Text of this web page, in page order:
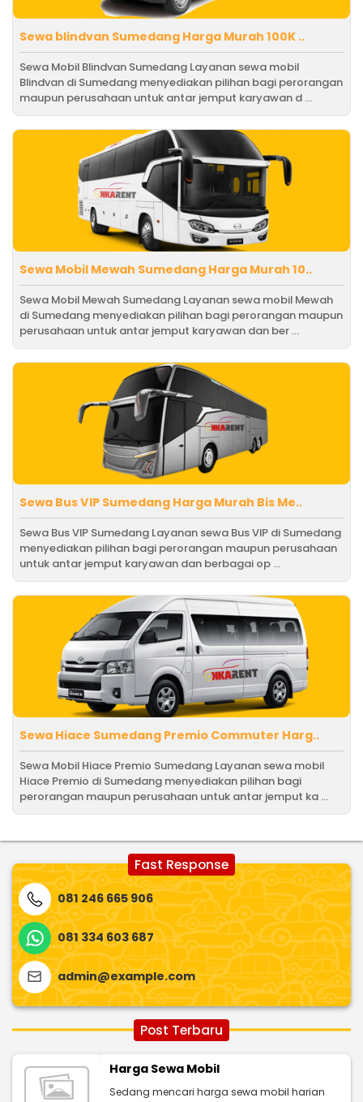
Sewa blindvan Sumedang Harga Murah 100K ..
Sewa Mobil Blindvan Sumedang Layanan sewa mobil
Blindvan di Sumedang menyediakan pilihan bagi perorangan
maupun perusahaan untuk antar jemput karyawan d ...
Sewa Mobil Mewah Sumedang Harga Murah 10..
Sewa Mobil Mewah Sumedang Layanan sewa mobil Mewah
di Sumedang menyediakan pilihan bagi perorangan maupun
perusahaan untuk antar jemput karyawan dan ber ...
Sewa Bus VIP Sumedang Harga Murah Bis Me..
Sewa Bus VIP Sumedang Layanan sewa Bus VIP di Sumedang
menyediakan pilihan bagi perorangan maupun perusahaan
untuk antar jemput karyawan dan berbagai op ...
Sewa Hiace Sumedang Premio Commuter Harg..
Sewa Mobil Hiace Premio Sumedang Layanan sewa mobil
Hiace Premio di Sumedang menyediakan pilihan bagi
perorangan maupun perusahaan untuk antar jemput ka ...
Fast Response
081 246 665 906
081 334 603 687
admin@example.com
Post Terbaru
Harga Sewa Mobil
Sedang mencari harga sewa mobil harian